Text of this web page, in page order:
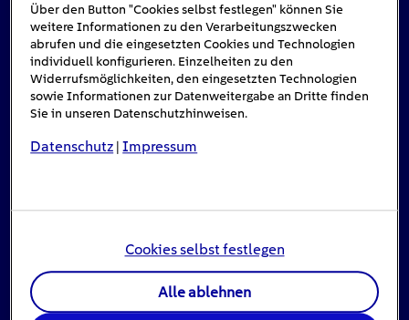
Das könnte Sie auch interessieren
#Solarenergie
Über den Button "Cookies selbst festlegen" können Sie
weitere Informationen zu den Verarbeitungszwecken
abrufen und die eingesetzten Cookies und Technologien
individuell konfigurieren. Einzelheiten zu den
Widerrufsmöglichkeiten, den eingesetzten Technologien
sowie Informationen zur Datenweitergabe an Dritte finden
Sie in unseren Datenschutzhinweisen.
Datenschutz |Impressum
Cookies selbst festlegen
Alle ablehnen